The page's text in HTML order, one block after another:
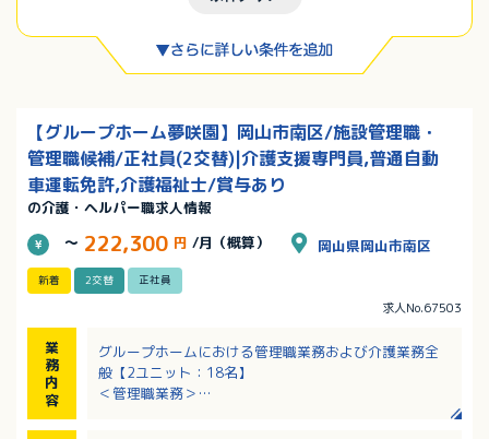
【グループホーム夢咲園】岡山市南区/施設管理職・
管理職候補/正社員(2交替)|介護支援専門員,普通自動
車運転免許,介護福祉士/賞与あり
の介護・ヘルパー職求人情報
～ 222,300 円 /月（概算） 岡山県岡山市南区
新着 2交替 正社員
求人No.67503
業
務
内
容
グループホームにおける管理職業務および介護業務全
般【2ユニット：18名】
＜管理職業務＞